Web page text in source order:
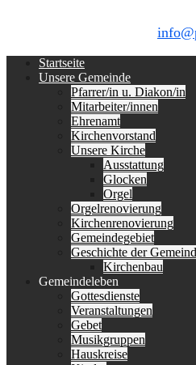
Erstes
Menü
Startseite
Unsere Gemeinde
Pfarrer/in u. Diakon/in
Mitarbeiter/innen
Ehrenamt
Kirchenvorstand
Unsere Kirche
Ausstattung
Glocken
Orgel
Orgelrenovierung
Kirchenrenovierung
Gemeindegebiet
Geschichte der
Kirchenbau
Gemeindeleben
Gottesdienste
Veranstaltungen
Gebet
Musikgruppen
Hauskreise